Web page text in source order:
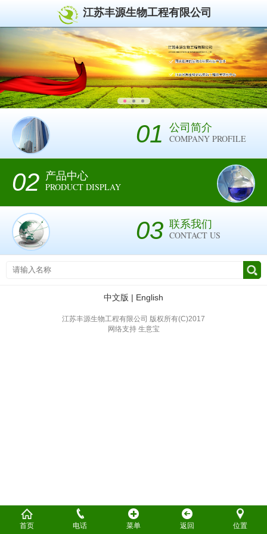
江苏丰源生物工程有限公司
01 公司简介
COMPANY PROFILE
02 产品中心
PRODUCT DISPLAY
03 联系我们
CONTACT US
中文版 | English
江苏丰源生物工程有限公司 版权所有(C)2017
网络支持生意宝
首页 电话 菜单 返回 位置